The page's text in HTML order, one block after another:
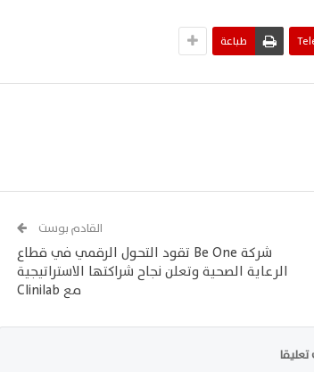
طباعة
القادم بوست
شركة Be One تقود التحول الرقمي في قطاع
الرعاية الصحية وتعلن نجاح شراكتها الاستراتيجية
مع Clinilab
تعليقا